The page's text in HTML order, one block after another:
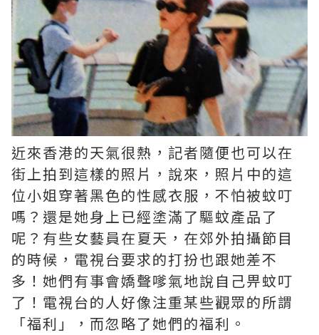
近來香港的天氣很熱，記者隨便也可以在
街上拍到這樣的照片，說來，照片中的這
位小姐穿著黑色的性感衣服，不怕被蚊叮
嗎？還是她身上已經塗滿了驅蚊產品了
呢？有些女藝員在夏天，在郊外拍攝節目
的時候，電視台要求的打扮也跟她差不
多！她們有事會嬌聲嗲氣地說自己畀蚊叮
了！電視台的人好像注重某些觀眾的所謂
「福利」，而忽略了她們的福利。